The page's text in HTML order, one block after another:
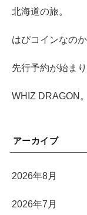
北海道の旅。
はぴコインなの
先行予約が始まり
WHIZ DRAGON。
アーカイブ
2026年8月
2026年7月